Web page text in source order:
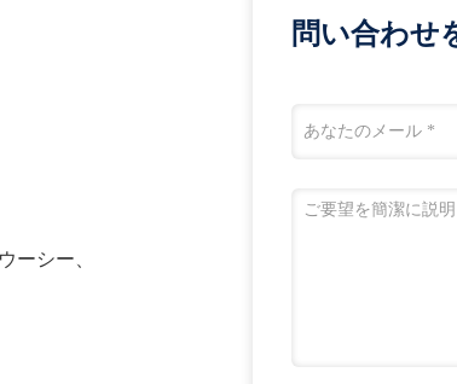
ーシー、
問い合わせ